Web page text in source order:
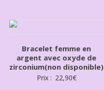
Bracelet femme en
argent avec oxyde de
zirconium(non disponible)
Prix : 22,90€